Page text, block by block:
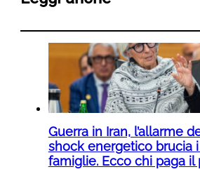
Guerra in Iran, l’allarme
shock energetico brucia
famiglie. Ecco chi paga il